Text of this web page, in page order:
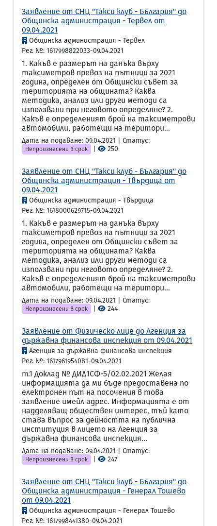
Заявление от СНЦ "Такси клуб - България" до
Общинска администрация - Тервел от
09.04.2021
Общинска администрация - Тервел
Рег. №: 1617998822033-09.04.2021
1. Какъв е размерът на данъка върху
таксиметров превоз на пътници за 2021
година, определен от Общински съвет за
територията на общината? Каква
методика, анализ или други методи са
използвани при неговото определяне? 2.
Какъв е определеният брой на таксиметрови
автомобили, работещи на територи...
Дата на подаване: 09.04.2021 | Статус:
Непроизнесени в срок 250
Заявление от СНЦ "Такси клуб - България" до
Общинска администрация - Твърдица от
09.04.2021
Общинска администрация - Твърдица
Рег. №: 1618000629715-09.04.2021
1. Какъв е размерът на данъка върху
таксиметров превоз на пътници за 2021
година, определен от Общински съвет за
територията на общината? Каква
методика, анализ или други методи са
използвани при неговото определяне? 2.
Какъв е определеният брой на таксиметрови
автомобили, работещи на територи...
Дата на подаване: 09.04.2021 | Статус:
Непроизнесени в срок 244
Заявление от Физическо лице до Агенция за
държавна финансова инспекция от 09.04.2021
Агенция за държавна финансова инспекция
Рег. №: 1617961954081-09.04.2021
т.1 Доклад № ДИД1СФ-5/02.02.2021 Желая
информацията да ми бъде предоставена по
електронен път на посочения в това
заявление имейл адрес. Информацията е от
надделяващ обществен интерес, тъй като
става въпрос за дейността на публична
институция в лицето на Агенция за
държавна финансова инспекция...
Дата на подаване: 09.04.2021 | Статус:
Непроизнесени в срок 247
Заявление от СНЦ "Такси клуб - България" до
Общинска администрация - Генерал Тошево
от 09.04.2021
Общинска администрация - Генерал Тошево
Рег. №: 1617998441380-09.04.2021